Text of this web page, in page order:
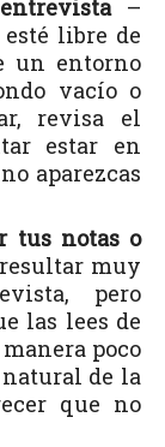
–
libre de
un entorno
vacío o
revisa el
estar en
aparezcas
tus notas o
muy
pero
las lees de
poco
de la
que no